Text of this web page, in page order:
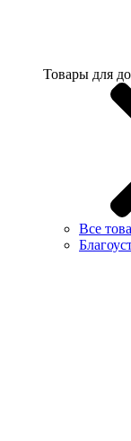
Товары для
Все